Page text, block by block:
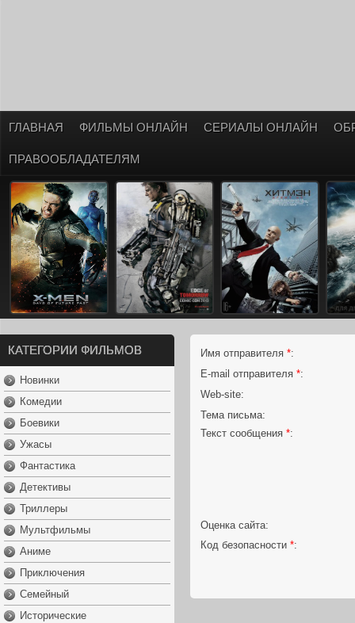
ГЛАВНАЯ ФИЛЬМЫ ОНЛАЙН СЕРИАЛЫ ОНЛАЙН
ПРАВООБЛАДАТЕЛЯМ
КАТЕГОРИИ ФИЛЬМОВ
Новинки
Комедии
Боевики
Ужасы
Фантастика
Детективы
Триллеры
Мультфильмы
Аниме
Приключения
Семейный
Исторические
Имя отправителя *:
E-mail отправителя *:
Web-site:
Тема письма:
Текст сообщения *:
Оценка сайта:
Код безопасности *: